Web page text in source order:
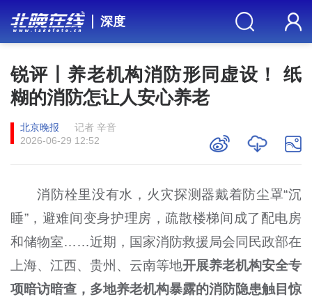
深度
锐评丨养老机构消防形同虚设！ 纸
糊的消防怎让人安心养老
北京晚报
记者 辛音
2026-06-29 12:52
消防栓里没有水，火灾探测器戴着防尘罩“沉
睡”，避难间变身护理房，疏散楼梯间成了配电房
和储物室……近期，国家消防救援局会同民政部在
上海、江西、贵州、云南等地开展养老机构安全专
项暗访暗查，多地养老机构暴露的消防隐患触目惊